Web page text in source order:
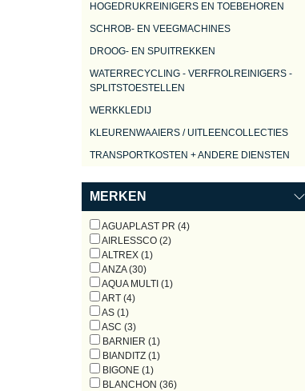
HOGEDRUKREINIGERS EN TOEBEHOREN
SCHROB- EN VEEGMACHINES
DROOG- EN SPUITREKKEN
WATERRECYCLING - VERFROLREINIGERS -
SPLITSTOESTELLEN
WERKKLEDIJ
KLEURENWAAIERS / UITLEENCOLLECTIES
TRANSPORTKOSTEN + ANDERE DIENSTEN
MERKEN
AGUAPLAST PR (4)
AIRLESSCO (2)
ALTREX (1)
ANZA (30)
AQUA MULTI (1)
ART (4)
AS (1)
ASC (3)
BARNIER (1)
BIANDITZ (1)
BIGONE (1)
BLANCHON (36)